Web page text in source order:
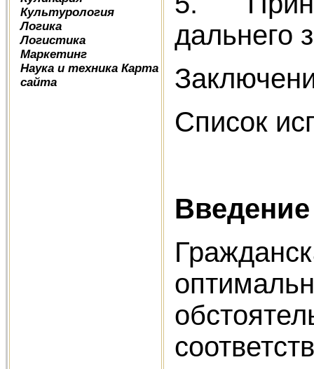
Культурология
Логика
Логистика
Маркетинг
Наука и техника Карта
сайта
дальнего
Список
Введение